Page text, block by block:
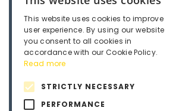
Brochures &
Maedler e-catalogue
3D File
This website uses cookies to improve
user experience. By using our website
you consent to all cookies in
accordance with our Cookie Policy.
Read more
STRICTLY NECESSARY
PERFORMANCE